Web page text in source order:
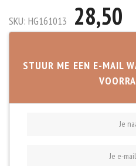
SKU: HG161013 28,50
STUUR ME EEN E-MAIL